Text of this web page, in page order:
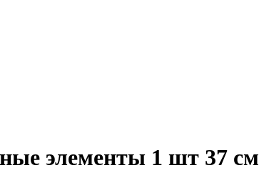
элементы 1 шт 37 см